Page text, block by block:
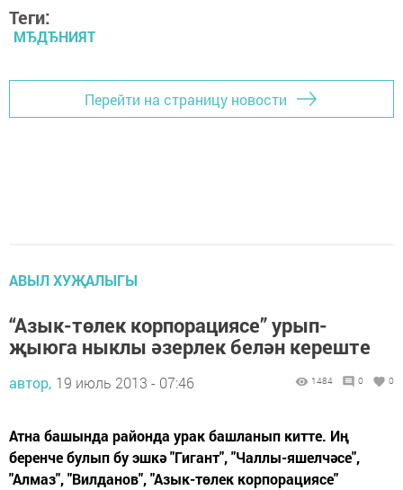
Теги:
МЂДЂНИЯТ
Перейти на страницу новости
АВЫЛ ХУҖАЛЫГЫ
“Азык-төлек корпорациясе” урып-
җыюга ныклы әзерлек белән кереште
автор, 19 июль 2013 - 07:46 1484 0 0
Атна башында районда урак башланып китте. Иң
беренче булып бу эшкә "Гигант", "Чаллы-яшелчәсе",
"Алмаз", "Вилданов", "Азык-төлек корпорациясе"